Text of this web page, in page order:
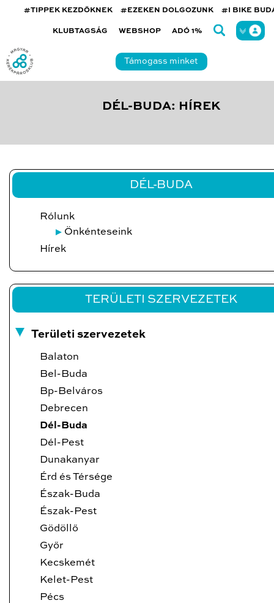
#TIPPEK KEZDŐKNEK #EZEKEN DOLGOZUNK #I BIKE
KLUBTAGSÁG WEBSHOP ADÓ 1%
Támogass minket
DÉL-BUDA: HÍREK
DÉL-BUDA
Rólunk
Önkénteseink
Hírek
TERÜLETI SZERVEZETEK
Területi szervezetek
Balaton
Bel-Buda
Bp-Belváros
Debrecen
Dél-Buda
Dél-Pest
Dunakanyar
Érd és Térsége
Észak-Buda
Észak-Pest
Gödöllő
Győr
Kecskemét
Kelet-Pest
Pécs